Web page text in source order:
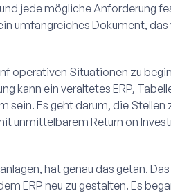
jede mögliche Anforderung
umfangreiches Dokument, das
operativen Situationen zu
kann ein veraltetes ERP,
sein. Es geht darum, die Stellen
unmittelbarem Return on
hat genau das getan.
ERP neu zu gestalten. Es